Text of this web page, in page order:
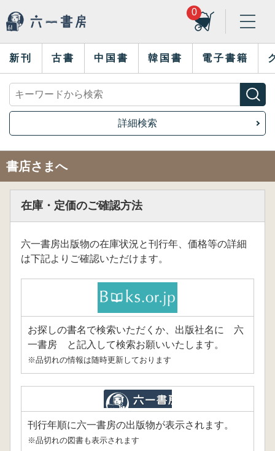
0
新刊 古書 中国書 韓国書 電子書籍
詳細検索
書店さまへ
在庫・定価のご確認方法
六一書房出版物の在庫状況と刊行年、価格等の詳細
は下記よりご確認いただけます。
お探しの書名で検索いただくか、出版社名に 六
一書房 と記入して検索お願いいたします。
※品切れの情報は随時更新しております
刊行年順に六一書房の出版物が表示されます。
※品切れの図書も表示されます